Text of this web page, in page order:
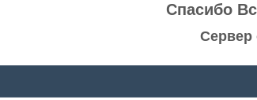
Спасибо
Сервер